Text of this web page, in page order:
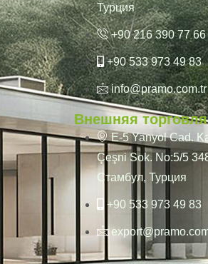
Турция
+90 216 390 77 66
+90 533 973 49 83
info@pramo.com.tr
Внешняя торговля
E-5 Yanyol Cad.
Çeşni Sok. No:5/5
Стамбул, Турция
+90 533 973 49 83